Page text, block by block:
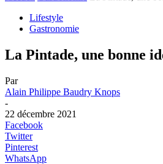
Lifestyle
Gastronomie
La Pintade, une bonne
Par
Alain Philippe Baudry Knops
-
22 décembre 2021
Facebook
Twitter
Pinterest
WhatsApp